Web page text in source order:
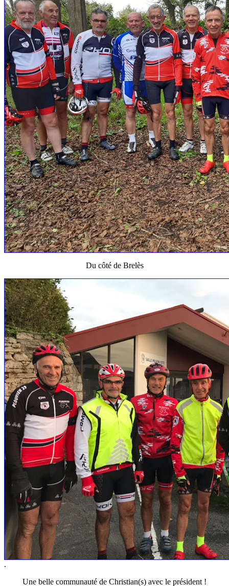
Du côté de Brelès
.
Une belle communauté de Christian(s) avec le président !